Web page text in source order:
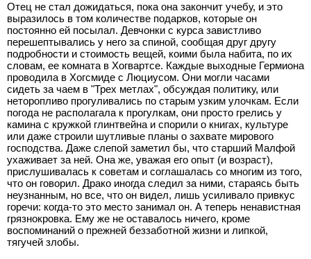
Отец не стал дожидаться, пока она закончит учебу, и это
выразилось в том количестве подарков, которые он
постоянно ей посылал. Девчонки с курса завистливо
перешептывались у него за спиной, сообщая друг другу
подробности и стоимость вещей, коими была набита, по их
словам, ее комната в Хогвартсе. Каждые выходные Гермиона
проводила в Хогсмиде с Люциусом. Они могли часами
сидеть за чаем в "Трех метлах", обсуждая политику, или
неторопливо прогуливались по старым узким улочкам. Если
погода не располагала к прогулкам, они просто грелись у
камина с кружкой глинтвейна и спорили о книгах, культуре
или даже строили шутливые планы о захвате мирового
господства. Даже слепой заметил бы, что старший Малфой
ухаживает за ней. Она же, уважая его опыт (и возраст),
прислушивалась к советам и соглашалась со многим из того,
что он говорил. Драко иногда следил за ними, стараясь быть
неузнанным, но все, что он видел, лишь усиливало привкус
горечи: когда-то это место занимал он. А теперь ненавистная
грязнокровка. Ему же не оставалось ничего, кроме
воспоминаний о прежней беззаботной жизни и липкой,
тягучей злобы.